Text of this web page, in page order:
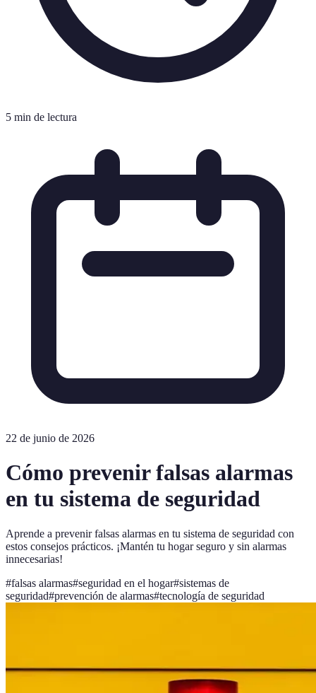
5 min de lectura
22 de junio de 2026
Cómo prevenir falsas alarmas
en tu sistema de seguridad
Aprende a prevenir falsas alarmas en tu sistema de seguridad con
estos consejos prácticos. ¡Mantén tu hogar seguro y sin alarmas
innecesarias!
#falsas alarmas#seguridad en el hogar#sistemas de
seguridad#prevención de alarmas#tecnología de seguridad